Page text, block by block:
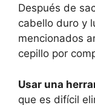
Después de
cabello duro y
mencionados
cepillo por
Usar una
que es difícil